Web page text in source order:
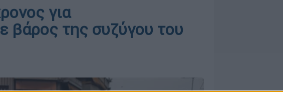
για
βάρος της συζύγου του